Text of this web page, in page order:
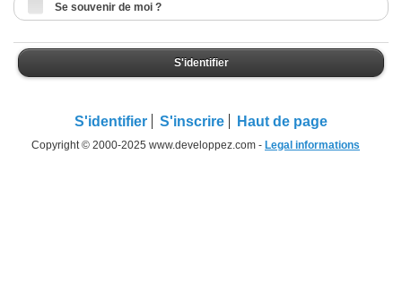
Se souvenir de moi ?
S'identifier
S'identifier S'inscrire Haut de page
Copyright © 2000-2025 www.developpez.com - Legal informations